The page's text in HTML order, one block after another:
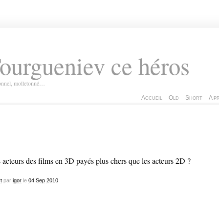
ce héros
molletonné…
Accueil Old Short A
acteurs des films en 3D payés plus chers que les acteurs 2D ?
par igorle 04 Sep 2010